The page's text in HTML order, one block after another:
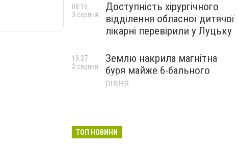
Доступність хірургічного
відділення обласної дитячої
лікарні перевірили у Луцьку
08:16
3 серпня
Землю накрила магнітна
буря майже 6-бального
рівня
19:37
2 серпня
ТОП НОВИНИ